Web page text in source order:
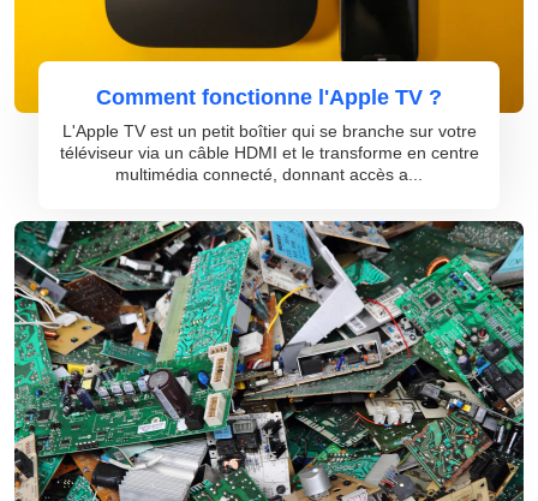
Comment fonctionne l'Apple TV ?
L'Apple TV est un petit boîtier qui se branche sur votre
téléviseur via un câble HDMI et le transforme en centre
multimédia connecté, donnant accès a...